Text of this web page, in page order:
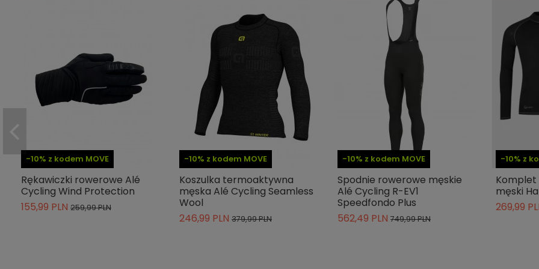
-10% z kodem MOVE
Rękawiczki rowerowe Alé
Cycling Wind Protection
155,99 PLN 259,99 PLN
-10% z kodem MOVE
Koszulka termoaktywna
męska Alé Cycling Seamless
Wool
246,99 PLN 379,99 PLN
-10% z kodem MOVE
Spodnie rowerowe męskie
Alé Cycling R-EV1
Speedfondo Plus
562,49 PLN 749,99 PLN
-10% z
męski
269,99